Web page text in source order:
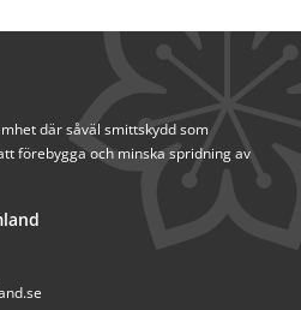
där såväl smittskydd som
förebygga och minska spridning av